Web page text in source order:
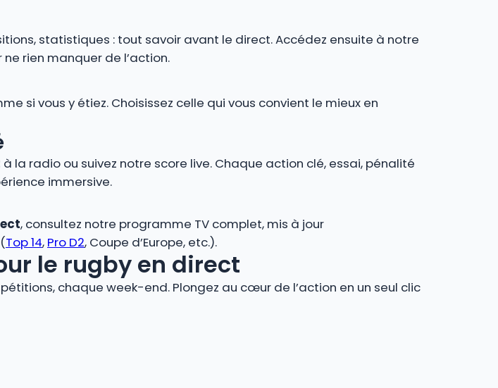
statistiques : tout savoir avant le direct. Accédez ensuite à notre
rien manquer de l’action.
si vous y étiez. Choisissez celle qui vous convient le mieux en
à la radio ou suivez notre score live. Chaque action clé, essai, pénalité
immersive.
, consultez notre programme TV complet, mis à jour
Top 14, Pro D2, Coupe d’Europe, etc.).
le rugby en direct
chaque week-end. Plongez au cœur de l’action en un seul clic